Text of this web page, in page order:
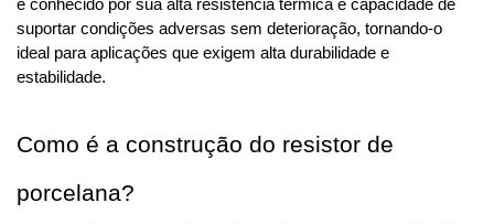
é conhecido por sua alta resistência térmica e capacidade de
suportar condições adversas sem deterioração, tornando-o
ideal para aplicações que exigem alta durabilidade e
estabilidade.
Como é a construção do resistor de
porcelana?